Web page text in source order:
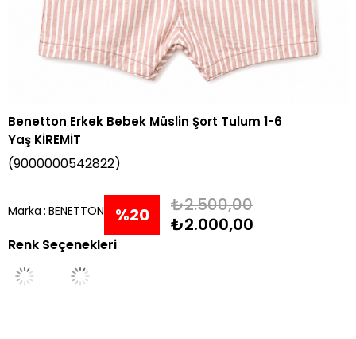
Benetton Erkek Bebek Müslin Şort Tulum 1-6
Yaş KİREMİT
(9000000542822)
Marka : BENETTON %20
İndirim
₺2.500,00
₺2.000,00
Renk Seçenekleri